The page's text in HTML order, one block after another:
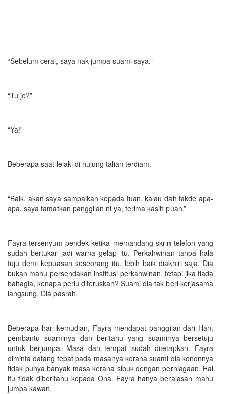
“Sebelum cerai, saya nak jumpa suami saya.”
“Tu je?”
“Ya!”
Beberapa saat lelaki di hujung talian terdiam.
“Baik, akan saya sampaikan kepada tuan, kalau dah takde apa-
apa, saya tamatkan panggilan ni ya, terima kasih puan.”
Fayra tersenyum pendek ketika memandang skrin telefon yang
sudah bertukar jadi warna gelap itu. Perkahwinan tanpa hala
tuju demi kepuasan seseorang itu, lebih baik diakhiri saja. Dia
bukan mahu persendakan institusi perkahwinan, tetapi jika tiada
bahagia, kenapa perlu diteruskan? Suami dia tak beri kerjasama
langsung. Dia pasrah.
Beberapa hari kemudian, Fayra mendapat panggilan dari Han,
pembantu suaminya dan beritahu yang suaminya bersetuju
untuk berjumpa. Masa dan tempat sudah ditetapkan. Fayra
diminta datang tepat pada masanya kerana suami dia kononnya
tidak punya banyak masa kerana sibuk dengan perniagaan. Hal
itu tidak diberitahu kepada Ona. Fayra hanya beralasan mahu
jumpa kawan.